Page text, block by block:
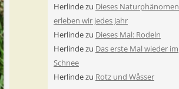
Herlindezu Dieses Naturphänomen
erleben wir jedes Jahr
Herlindezu Dieses Mal: Rodeln
Herlindezu Das erste Mal wieder im
Schnee
Herlindezu Rotz und Wåsser